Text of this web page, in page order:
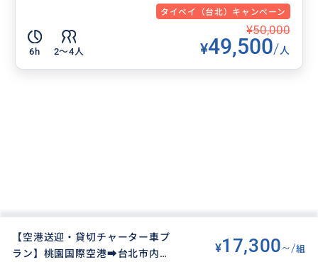
タイペイ（台北）キャンペーン
6h 2〜4人
¥50,000
¥49,500/人
【空港送迎・貸切チャーター車プ
ラン】桃園国際空港➡︎台北市内ホ
¥17,300~/組